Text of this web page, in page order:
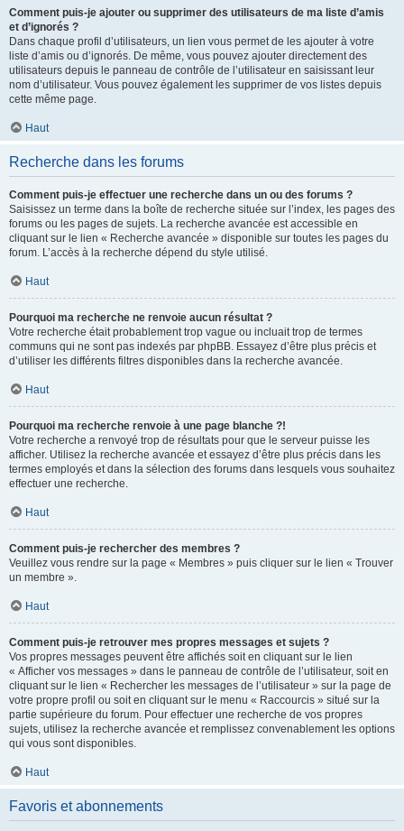
Comment puis-je ajouter ou supprimer des utilisateurs de ma liste d’amis
et d’ignorés ?
Dans chaque profil d’utilisateurs, un lien vous permet de les ajouter à votre
liste d’amis ou d’ignorés. De même, vous pouvez ajouter directement des
utilisateurs depuis le panneau de contrôle de l’utilisateur en saisissant leur
nom d’utilisateur. Vous pouvez également les supprimer de vos listes depuis
cette même page.
Haut
Recherche dans les forums
Comment puis-je effectuer une recherche dans un ou des forums ?
Saisissez un terme dans la boîte de recherche située sur l’index, les pages des
forums ou les pages de sujets. La recherche avancée est accessible en
cliquant sur le lien « Recherche avancée » disponible sur toutes les pages du
forum. L’accès à la recherche dépend du style utilisé.
Haut
Pourquoi ma recherche ne renvoie aucun résultat ?
Votre recherche était probablement trop vague ou incluait trop de termes
communs qui ne sont pas indexés par phpBB. Essayez d’être plus précis et
d’utiliser les différents filtres disponibles dans la recherche avancée.
Haut
Pourquoi ma recherche renvoie à une page blanche ?!
Votre recherche a renvoyé trop de résultats pour que le serveur puisse les
afficher. Utilisez la recherche avancée et essayez d’être plus précis dans les
termes employés et dans la sélection des forums dans lesquels vous souhaitez
effectuer une recherche.
Haut
Comment puis-je rechercher des membres ?
Veuillez vous rendre sur la page « Membres » puis cliquer sur le lien « Trouver
un membre ».
Haut
Comment puis-je retrouver mes propres messages et sujets ?
Vos propres messages peuvent être affichés soit en cliquant sur le lien
« Afficher vos messages » dans le panneau de contrôle de l’utilisateur, soit en
cliquant sur le lien « Rechercher les messages de l’utilisateur » sur la page de
votre propre profil ou soit en cliquant sur le menu « Raccourcis » situé sur la
partie supérieure du forum. Pour effectuer une recherche de vos propres
sujets, utilisez la recherche avancée et remplissez convenablement les options
qui vous sont disponibles.
Haut
Favoris et abonnements